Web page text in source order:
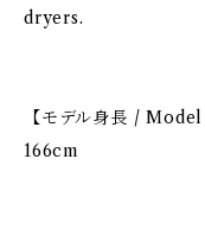
dryers.
【モデル身長 /
166cm